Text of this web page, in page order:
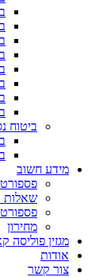
ביטוח
מידע חשוב
שאלות
מחירון
מגזין פוליסה
אודות
צור קשר